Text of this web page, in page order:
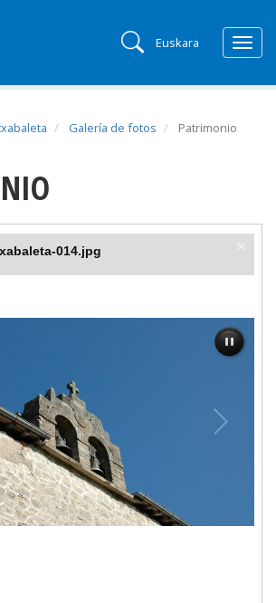
Euskara
Galería de fotos Patrimonio
014.jpg